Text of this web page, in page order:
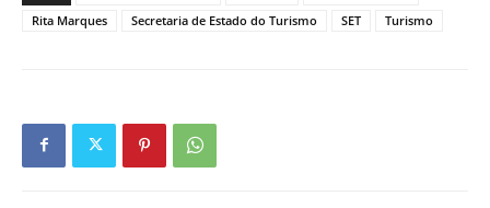
Rita Marques
Secretaria de Estado do Turismo SET Turismo